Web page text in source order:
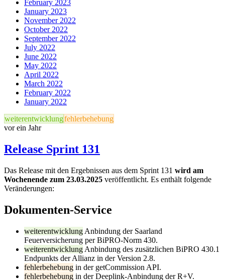
February 2023
January 2023
November 2022
October 2022
September 2022
July 2022
June 2022
May 2022
April 2022
March 2022
February 2022
January 2022
weiterentwicklungfehlerbehebung
vor ein Jahr
Release Sprint 131
Das Release mit den Ergebnissen aus dem Sprint 131 wird am
Wochenende zum 23.03.2025 veröffentlicht. Es enthält folgende
Veränderungen:
Dokumenten-Service
weiterentwicklung Anbindung der Saarland
Feuerversicherung per BiPRO-Norm 430.
weiterentwicklung Anbindung des zusätzlichen BiPRO 430.1
Endpunkts der Allianz in der Version 2.8.
fehlerbehebung in der getCommission API.
fehlerbehebung in der Deeplink-Anbindung der R+V.